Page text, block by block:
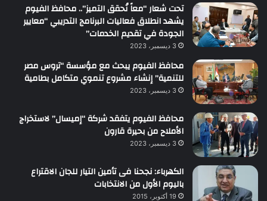
تحت شعار “معاً نُحقق التميز”.. محافظ الفيوم
يشهد انطلاق فعاليات البرنامج التدريبي “معايير
الجودة في تقديم الخدمات”
3 ديسمبر، 2023
محافظ الفيوم يبحث مع مؤسسة “تروس مصر
للتنمية” إنشاء مشروع تنموي متكامل بطامية
3 ديسمبر، 2023
محافظ الفيوم يتفقد شركة “إميسال” لاستخراج
الأملاح من بحيرة قارون
3 ديسمبر، 2023
الكهرباء: نجحنا فى تأمين التيار للجان الاقتراع
باليوم الأول من الانتخابات
19 أكتوبر، 2015